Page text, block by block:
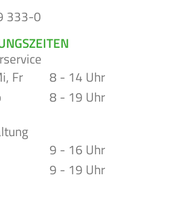
333-0
Fr
8 - 14 Uhr
8 - 19 Uhr
9 - 16 Uhr
9 - 19 Uhr